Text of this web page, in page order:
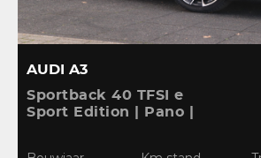
AUDI A3
Sportback 40 TFSI e
Sport Edition | Pano |